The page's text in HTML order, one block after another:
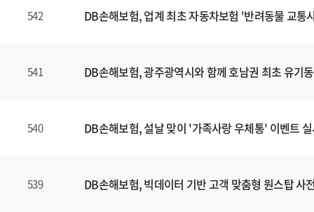
542 DB손해보험, 업계 최초 자동차보험 '반려동물 교통
541 DB손해보험, 광주광역시와 함께 호남권 최초 유기
540 DB손해보험, 설날 맞이 '가족사랑 우체통' 이벤트
539 DB손해보험, 빅데이터 기반 고객 맞춤형 원스탑